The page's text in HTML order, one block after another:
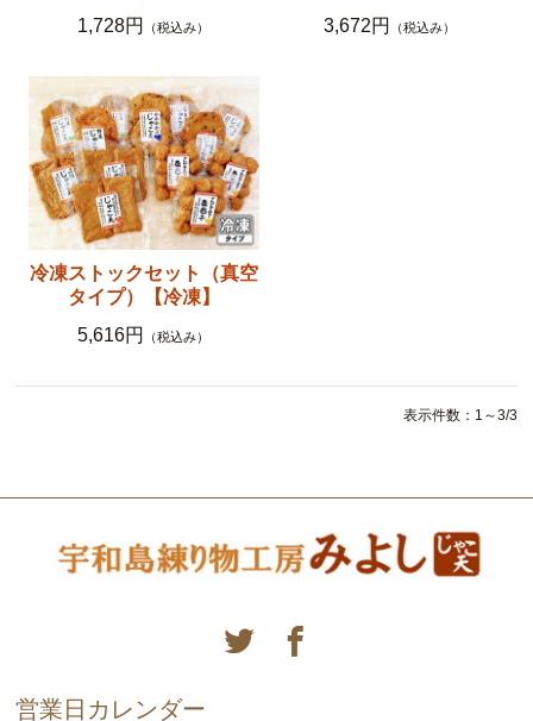
1,728円
（税込み）
3,672円
（税込み）
冷凍ストックセット（真空
タイプ）【冷凍】
5,616円
（税込み）
表示件数：1～3/3
営業日カレンダー